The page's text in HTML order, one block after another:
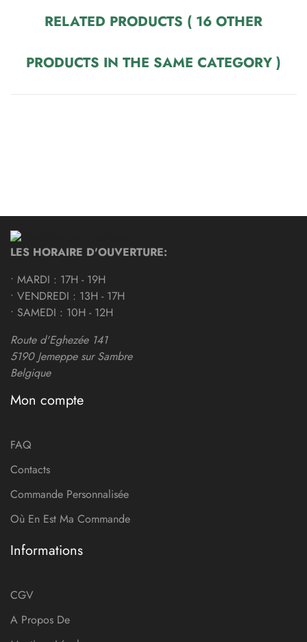
RELATED PRODUCTS ( 16 OTHER
PRODUCTS IN THE SAME CATEGORY )
LES HORAIRE D'OUVERTURE:
• MARDI : 17H - 19H
• VENDREDI : 13H - 17H
• SAMEDI : 10H - 12H
Route d'Eghezée 141
5190 Jemeppe sur Sambre
Belgique
Mon compte
FAQ
Contacts
Commande Personnalisée
Où En Est Ma Commande
Informations
CGV
A Propos De